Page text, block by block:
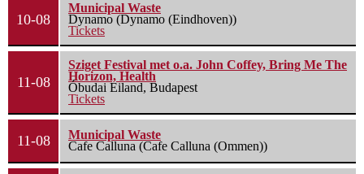
10-08
Municipal Waste
Dynamo (Dynamo (Eindhoven))
Tickets
11-08
Sziget Festival met o.a. John Coffey, Bring Me The
Horizon, Health
Óbudai Eiland, Budapest
Tickets
11-08
Municipal Waste
Cafe Calluna (Cafe Calluna (Ommen))